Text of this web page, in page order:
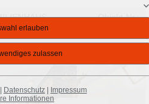
Objekt-Nr.:
Datenschutz|
Impressum
Informationen